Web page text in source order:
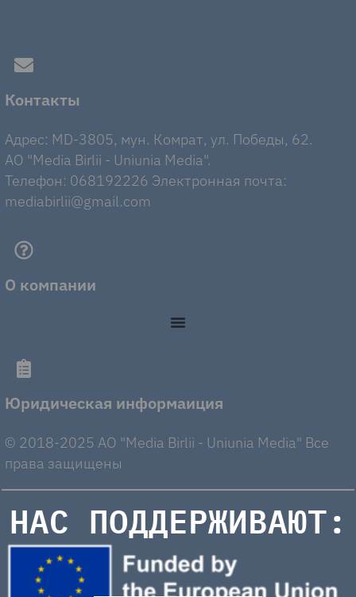
Контакты
Адрес: MD-3805, мун. Комрат, ул. Победы, 62.
AO "Media Birlii - Uniunia Media".
Телефон: 068192226 Электронная почта:
mediabirlii@gmail.com
О компании
Юридическая информаиция
© 2018-2025 AO "Media Birlii - Uniunia Media" Все
права защищены
НАС ПОДДЕРЖИВАЮТ: